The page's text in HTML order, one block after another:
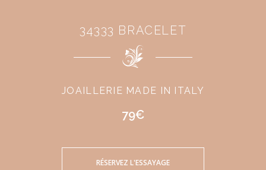
34333 BRACELET
JOAILLERIE MADE IN ITALY
79€
RÉSERVEZ L'ESSAYAGE